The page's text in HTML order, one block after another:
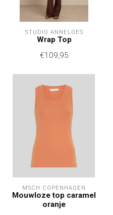
STUDIO ANNELOES
Wrap Top
€109,95
MSCH COPENHAGEN
Mouwloze top caramel
oranje